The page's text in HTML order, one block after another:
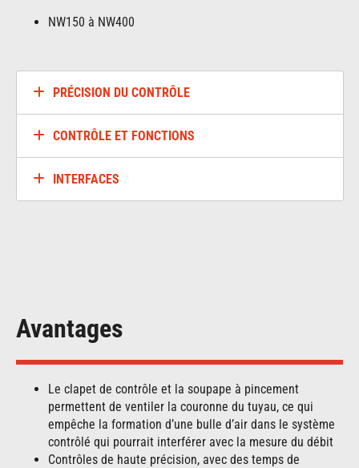
NW150 à NW400
PRÉCISION DU CONTRÔLE
CONTRÔLE ET FONCTIONS
INTERFACES
Avantages
Le clapet de contrôle et la soupape à pincement
permettent de ventiler la couronne du tuyau, ce qui
empêche la formation d’une bulle d’air dans le système
contrôlé qui pourrait interférer avec la mesure du débit
Contrôles de haute précision, avec des temps de